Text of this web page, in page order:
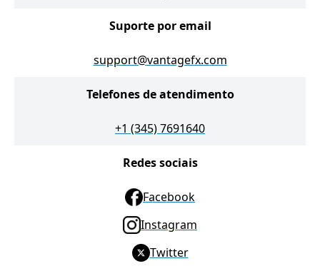
Suporte por email
support@vantagefx.com
Telefones de atendimento
+1 (345) 7691640
Redes sociais
Facebook
Instagram
Twitter